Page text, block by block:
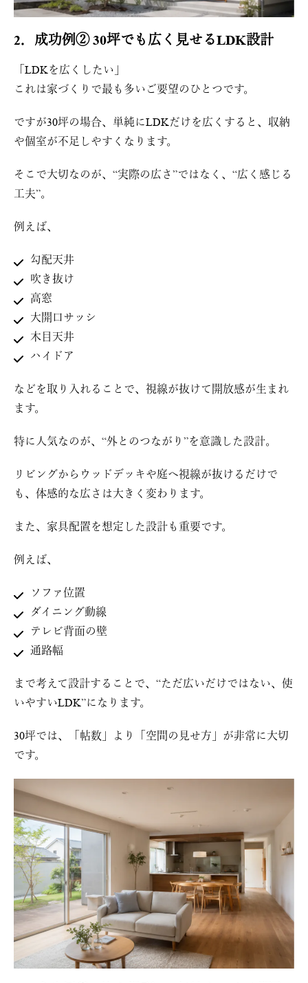
2．成功例② 30坪でも広く見せるLDK設計
「LDKを広くしたい」
これは家づくりで最も多いご要望のひとつです。
ですが30坪の場合、単純にLDKだけを広くすると、収納
や個室が不足しやすくなります。
そこで大切なのが、“実際の広さ”ではなく、“広く感じる
工夫”。
例えば、
勾配天井
吹き抜け
高窓
大開口サッシ
木目天井
ハイドア
などを取り入れることで、視線が抜けて開放感が生まれ
ます。
特に人気なのが、“外とのつながり”を意識した設計。
リビングからウッドデッキや庭へ視線が抜けるだけで
も、体感的な広さは大きく変わります。
また、家具配置を想定した設計も重要です。
例えば、
ソファ位置
ダイニング動線
テレビ背面の壁
通路幅
まで考えて設計することで、“ただ広いだけではない、使
いやすいLDK”になります。
30坪では、「帖数」より「空間の見せ方」が非常に大切
です。